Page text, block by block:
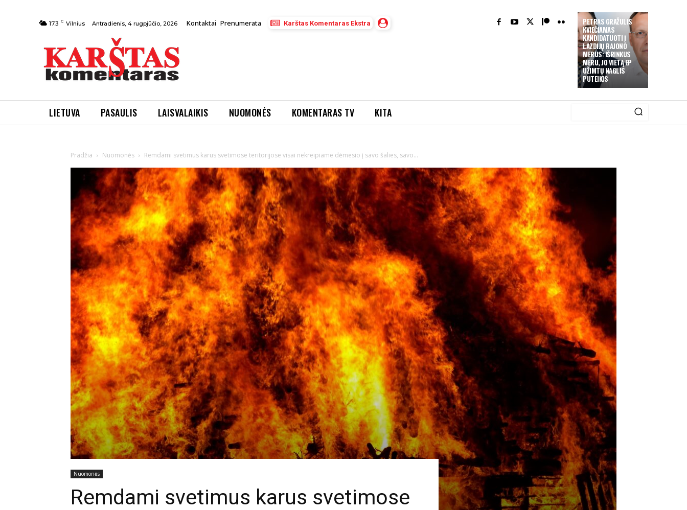
PETRAS GRAŽULIS
KVIEČIAMAS
KANDIDATUOTI Į
LAZDIJŲ RAJONO
MERUS: IŠRINKUS
MERU, JO VIETĄ EP
UŽIMTŲ NAGLIS
PUTEIKIS
17.3 C Vilnius Antradienis, 4 rugpjūčio, 2026 Kontaktai Prenumerata Karštas Komentaras Ekstra
LIETUVA PASAULIS LAISVALAIKIS NUOMONĖS KOMENTARAS TV KITA
Pradžia Nuomonės Remdami svetimus karus svetimose teritorijose visai nekreipiame dėmesio į savo šalies, savo...
Nuomonės
Remdami svetimus karus svetimose